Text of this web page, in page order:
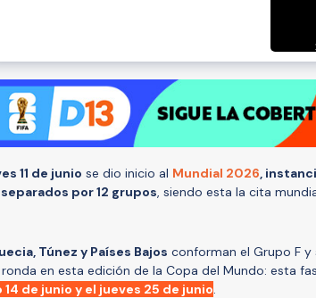
11 de junio se dio inicio al Mundial 2026,
por 12 grupos, siendo esta la cita
Túnez y Países Bajos conforman el Grupo F y
en esta edición de la Copa del Mundo: esta
de junio y el jueves 25 de junio.